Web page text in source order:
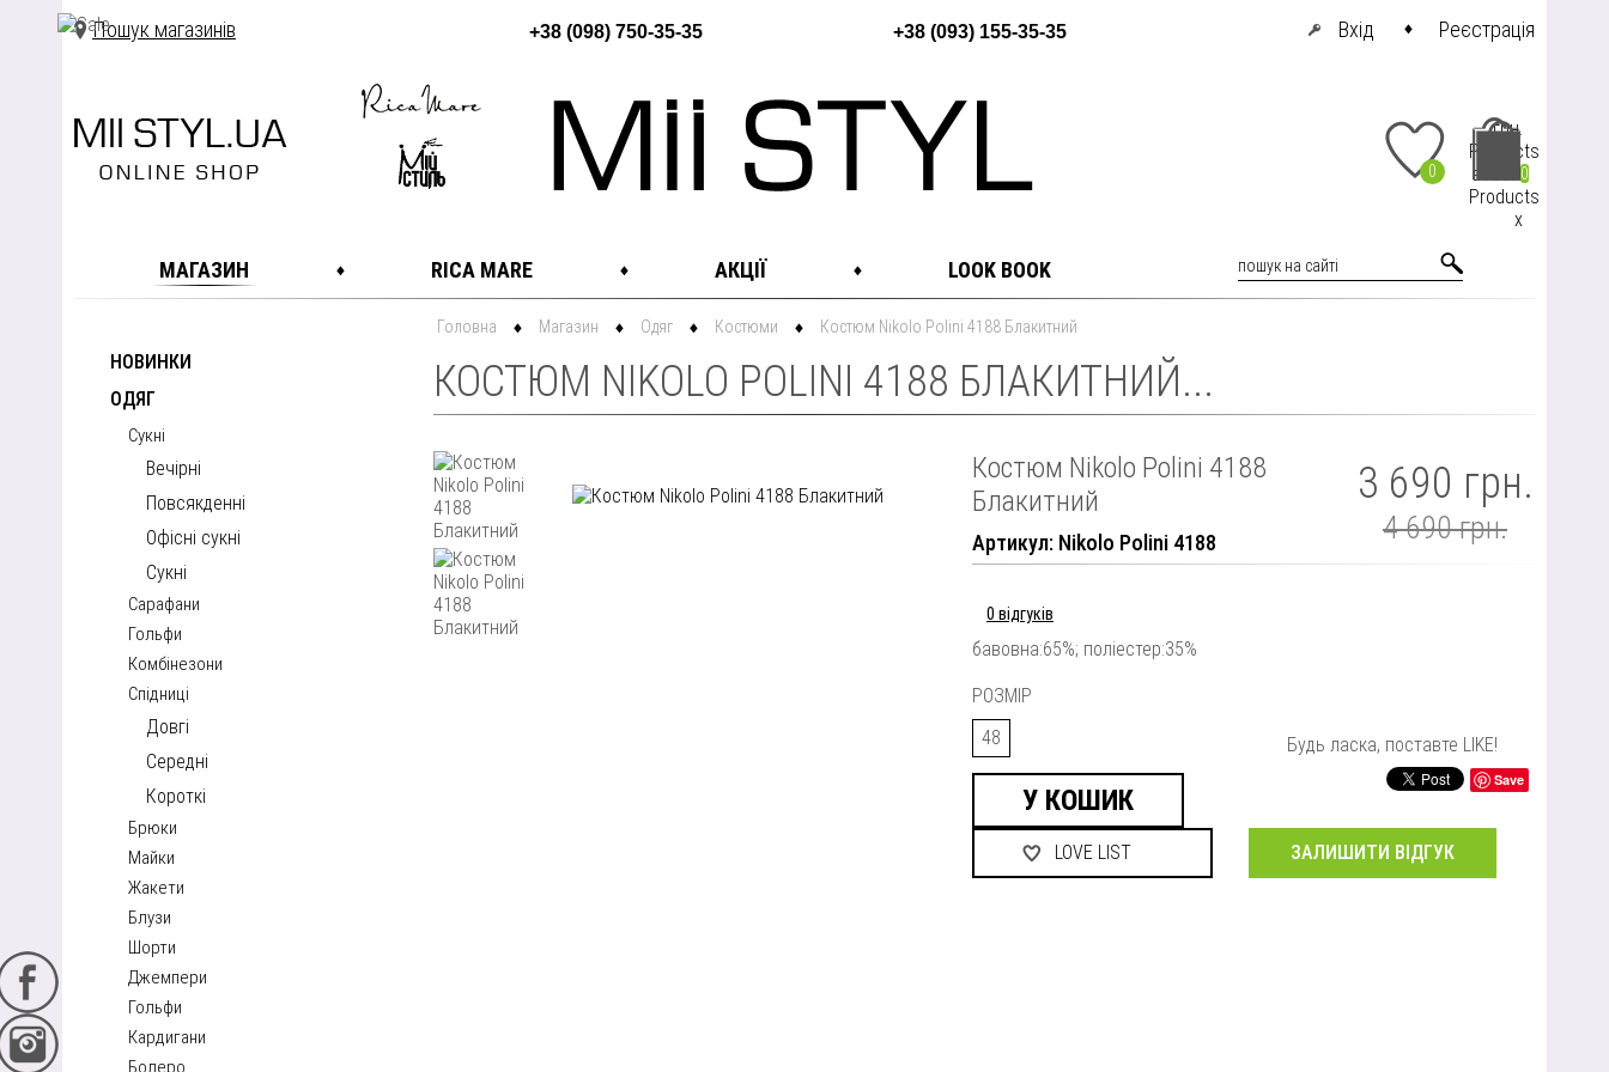
Пошук магазинів +38 (098) 750-35-35 +38 (093) 155-35-35 Вхід Реєстрація
0 0
грн.
Products
at cart
Products
x
МАГАЗИН RICA MARE АКЦІЇ LOOK BOOK
НОВИНКИ
ОДЯГ
Сукні
Вечірні
Повсякденні
Офісні сукні
Сукні
Сарафани
Гольфи
Комбінезони
Спідниці
Довгі
Середні
Короткі
Брюки
Майки
Жакети
Блузи
Шорти
Джемпери
Гольфи
Кардигани
Болеро
Головна Магазин Одяг Костюми Костюм Nikolo Polini 4188 Блакитний
КОСТЮМ NIKOLO POLINI 4188 БЛАКИТНИЙ...
Костюм Nikolo Polini 4188
Блакитний
Артикул: Nikolo Polini 4188
3 690 грн.
4 690 грн.
0 відгуків
бавовна:65%; поліестер:35%
РОЗМІР
48
Будь ласка, поставте LIKE!
Save
ЗАЛИШИТИ ВІДГУК